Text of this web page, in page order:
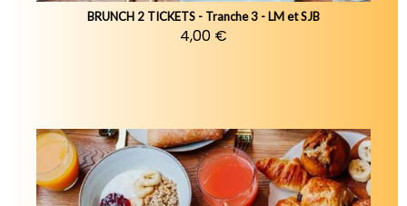
BRUNCH 2 TICKETS - Tranche 3 - LM et SJB
4,00 €